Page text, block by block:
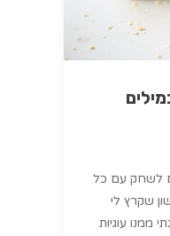
לשחק עם כל
שקרץ לי
ממנו עוגיות